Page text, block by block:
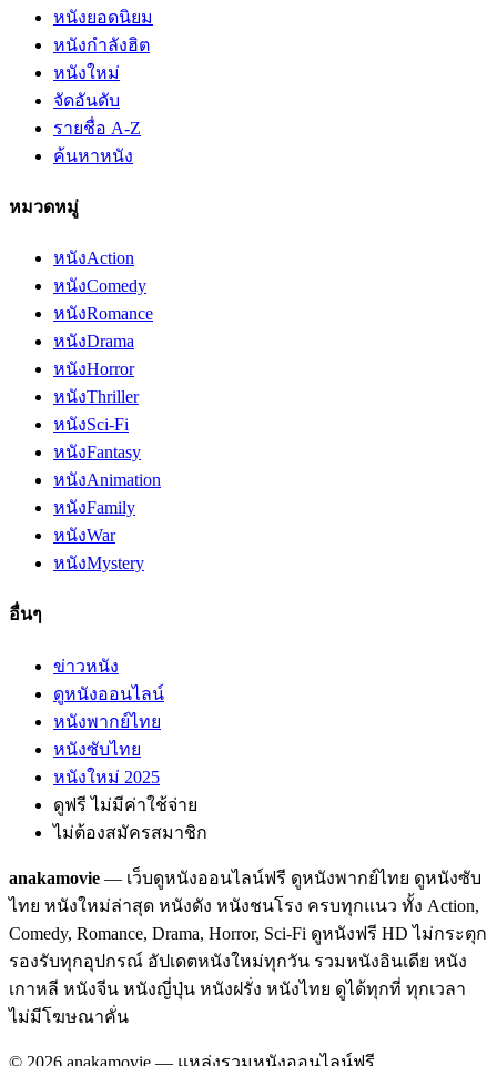
หนังยอดนิยม
หนังกำลังฮิต
หนังใหม่
จัดอันดับ
รายชื่อ A-Z
ค้นหาหนัง
หมวดหมู่
หนังAction
หนังComedy
หนังRomance
หนังDrama
หนังHorror
หนังThriller
หนังSci-Fi
หนังFantasy
หนังAnimation
หนังFamily
หนังWar
หนังMystery
อื่นๆ
ข่าวหนัง
ดูหนังออนไลน์
หนังพากย์ไทย
หนังซับไทย
หนังใหม่ 2025
ดูฟรี ไม่มีค่าใช้จ่าย
ไม่ต้องสมัครสมาชิก
anakamovie — เว็บดูหนังออนไลน์ฟรี ดูหนังพากย์ไทย ดูหนังซับ
ไทย หนังใหม่ล่าสุด หนังดัง หนังชนโรง ครบทุกแนว ทั้ง Action,
Comedy, Romance, Drama, Horror, Sci-Fi ดูหนังฟรี HD ไม่กระตุก
รองรับทุกอุปกรณ์ อัปเดตหนังใหม่ทุกวัน รวมหนังอินเดีย หนัง
เกาหลี หนังจีน หนังญี่ปุ่น หนังฝรั่ง หนังไทย ดูได้ทุกที่ ทุกเวลา
ไม่มีโฆษณาคั่น
© 2026 anakamovie — แหล่งรวมหนังออนไลน์ฟรี